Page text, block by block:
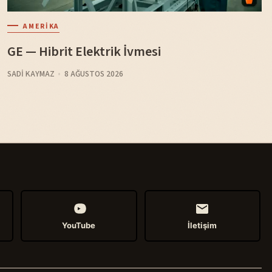
AMERIKA
GE — Hibrit Elektrik İvmesi
SADI KAYMAZ 8 AĞUSTOS 2026
YouTube İletişim